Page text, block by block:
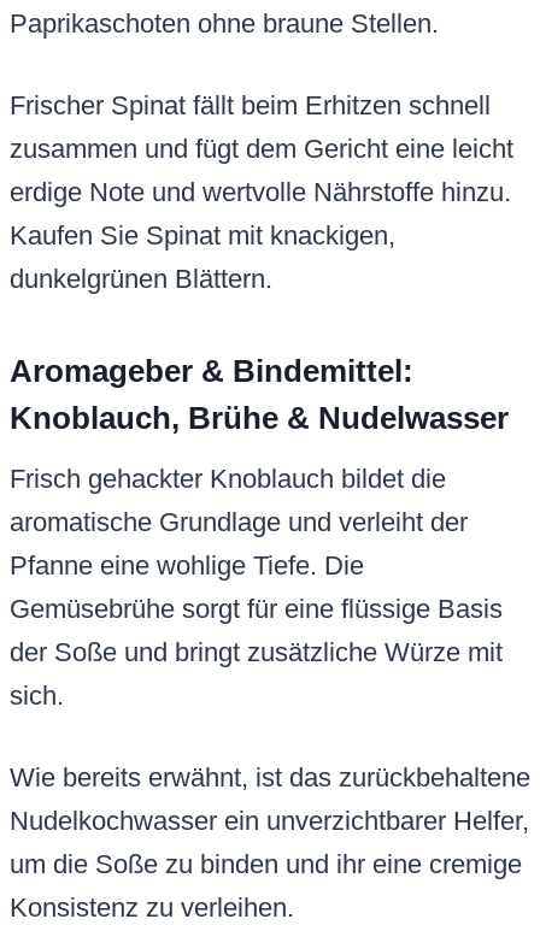
Paprikaschoten ohne braune Stellen.
Frischer Spinat fällt beim Erhitzen schnell
zusammen und fügt dem Gericht eine leicht
erdige Note und wertvolle Nährstoffe hinzu.
Kaufen Sie Spinat mit knackigen,
dunkelgrünen Blättern.
Aromageber & Bindemittel:
Knoblauch, Brühe & Nudelwasser
Frisch gehackter Knoblauch bildet die
aromatische Grundlage und verleiht der
Pfanne eine wohlige Tiefe. Die
Gemüsebrühe sorgt für eine flüssige Basis
der Soße und bringt zusätzliche Würze mit
sich.
Wie bereits erwähnt, ist das zurückbehaltene
Nudelkochwasser ein unverzichtbarer Helfer,
um die Soße zu binden und ihr eine cremige
Konsistenz zu verleihen.